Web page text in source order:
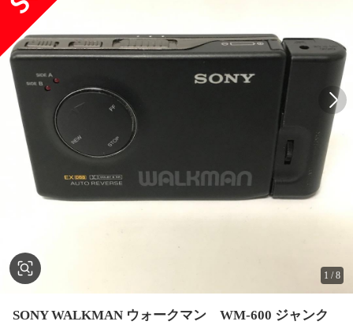
1 /8
SONY WALKMAN ウォークマン WM-600 ジャンク